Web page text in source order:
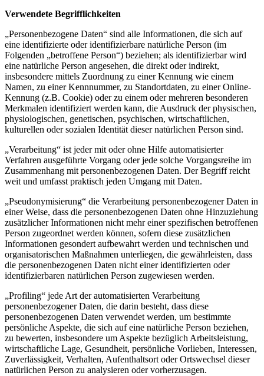
Verwendete Begrifflichkeiten
„Personenbezogene Daten“ sind alle Informationen, die sich auf
eine identifizierte oder identifizierbare natürliche Person (im
Folgenden „betroffene Person“) beziehen; als identifizierbar wird
eine natürliche Person angesehen, die direkt oder indirekt,
insbesondere mittels Zuordnung zu einer Kennung wie einem
Namen, zu einer Kennnummer, zu Standortdaten, zu einer Online-
Kennung (z.B. Cookie) oder zu einem oder mehreren besonderen
Merkmalen identifiziert werden kann, die Ausdruck der physischen,
physiologischen, genetischen, psychischen, wirtschaftlichen,
kulturellen oder sozialen Identität dieser natürlichen Person sind.
„Verarbeitung“ ist jeder mit oder ohne Hilfe automatisierter
Verfahren ausgeführte Vorgang oder jede solche Vorgangsreihe im
Zusammenhang mit personenbezogenen Daten. Der Begriff reicht
weit und umfasst praktisch jeden Umgang mit Daten.
„Pseudonymisierung“ die Verarbeitung personenbezogener Daten in
einer Weise, dass die personenbezogenen Daten ohne Hinzuziehung
zusätzlicher Informationen nicht mehr einer spezifischen betroffenen
Person zugeordnet werden können, sofern diese zusätzlichen
Informationen gesondert aufbewahrt werden und technischen und
organisatorischen Maßnahmen unterliegen, die gewährleisten, dass
die personenbezogenen Daten nicht einer identifizierten oder
identifizierbaren natürlichen Person zugewiesen werden.
„Profiling“ jede Art der automatisierten Verarbeitung
personenbezogener Daten, die darin besteht, dass diese
personenbezogenen Daten verwendet werden, um bestimmte
persönliche Aspekte, die sich auf eine natürliche Person beziehen,
zu bewerten, insbesondere um Aspekte bezüglich Arbeitsleistung,
wirtschaftliche Lage, Gesundheit, persönliche Vorlieben, Interessen,
Zuverlässigkeit, Verhalten, Aufenthaltsort oder Ortswechsel dieser
natürlichen Person zu analysieren oder vorherzusagen.